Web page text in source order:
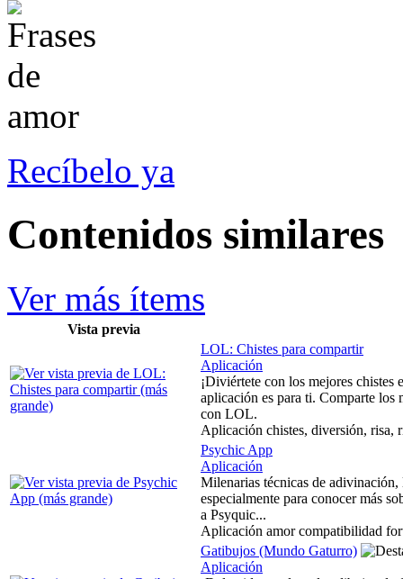
Recíbelo ya
Contenidos similares
Ver más ítems
Vista previa
LOL: Chistes para compartir
Aplicación
¡Diviértete con los mejores chistes
aplicación es para ti. Comparte los
con LOL.
Aplicación chistes, diversión, risa,
Psychic App
Aplicación
Milenarias técnicas de adivinación,
especialmente para conocer más
a Psyquic...
Aplicación amor compatibilidad
Gatibujos (Mundo Gaturro)
Aplicación